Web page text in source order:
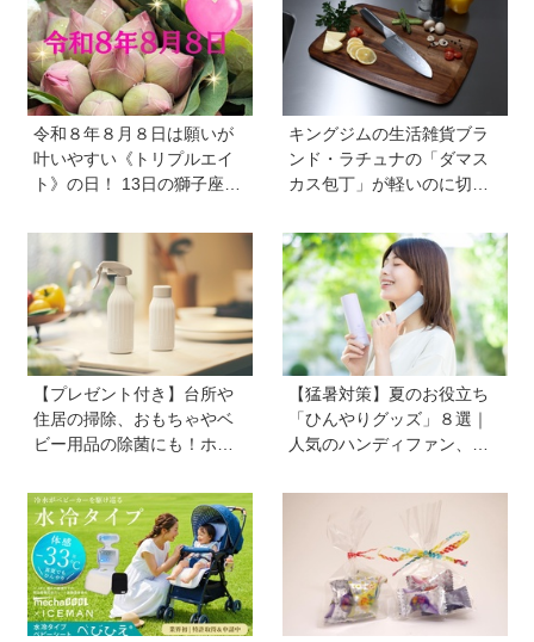
令和８年８月８日は願いが
叶いやすい《トリプルエイ
ト》の日！ 13日の獅子座の
注目
キングジムの生活雑貨ブラ
ンド・ラチュナの「ダマス
カス包丁」が軽いのに切れ
スから卒業【プレゼントあ
り】
【プレゼント付き】台所や
住居の掃除、おもちゃやベ
ビー用品の除菌にも！ホタ
ーナー「Shell we clean?」
【猛暑対策】夏のお役立ち
「ひんやりグッズ」８選｜
人気のハンディファン、お
の暑さ対策セットなど